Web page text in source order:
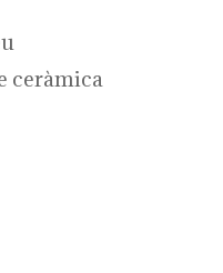
ceràmica